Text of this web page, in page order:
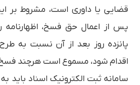
قضایی یا داوری است، مشروط بر
پس از اعمال حق فسخ،
پانزده روز بعد از آن نسبت به
اقدام شود، مسموع است هرچند
سامانه ثبت الکترونیک اسناد باید